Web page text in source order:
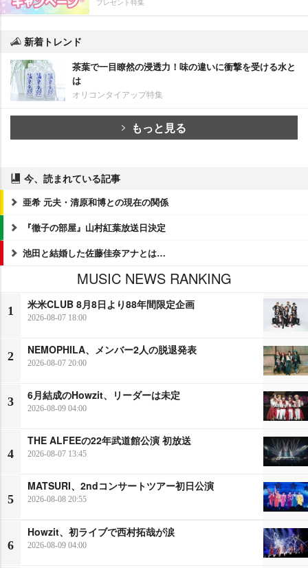
新着トレンド
茶葉で一目瞭然の浸透力！味の違いに衝撃を受ける水と
は
オリコンタイアップ特集
もっと見る
今、読まれている記事
亜希 元夫・清原和博との現在の関係
『徹子の部屋』山村紅葉放送日決定
池田と結婚した佐藤佳奈アナとは…
MUSIC NEWS RANKING
1
米米CLUB 8月8日より88年間限定企画
2026-08-07 18:00
2
NEMOPHILA、メンバー2人の脱退発表
2026-08-07 20:00
3
6月結成のHowzit、リーダーは未定
2026-08-09 04:00
4
THE ALFEEの22年武道館公演 初放送
2026-08-07 13:45
5
MATSURI、2ndコンサートツアー初日公演
2026-08-08 20:55
6
Howzit、初ライブで西村拓哉が涙
2026-08-09 04:00